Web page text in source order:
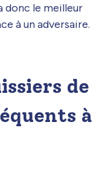
donc le meilleur
à un adversaire.
de
à